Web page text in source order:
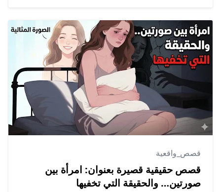
قصص_واقعية
قصص حقيقية قصيرة بعنوان: امرأة بين
صورتين… والحقيقة التي تخفيها